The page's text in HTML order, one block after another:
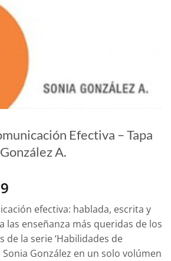
Efectiva – Tapa
A.
precio
actual
es:
$15.99.
efectiva: hablada, escrita y
las enseñanza más queridas de los
la serie ‘Habilidades de
González en un solo volúmen